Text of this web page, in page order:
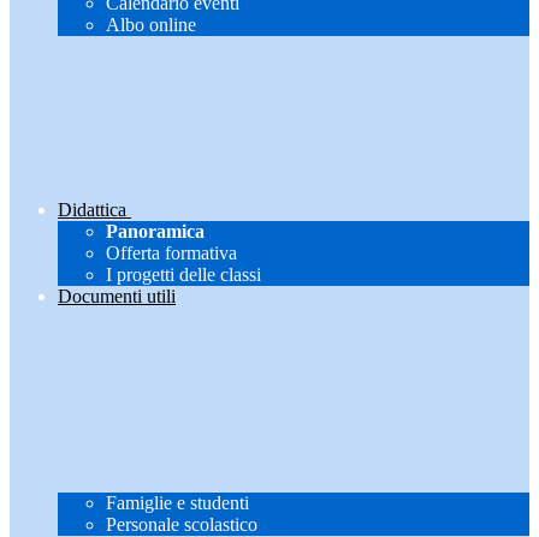
Albo online
Didattica
Panoramica
Offerta formativa
I progetti delle classi
Documenti utili
Famiglie e studenti
Personale scolastico